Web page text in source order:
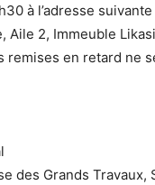
à l’adresse
Aile 2, Immeuble
remises en retard ne
des Grands